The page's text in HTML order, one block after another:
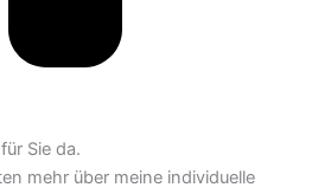
Sie da.
mehr über meine individuelle